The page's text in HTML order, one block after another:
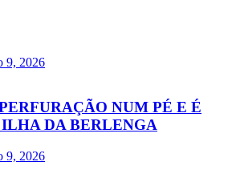
9, 2026
NUM PÉ E É
DA BERLENGA
9, 2026